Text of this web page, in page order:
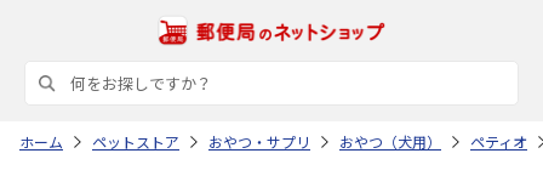
ホーム ペットストア おやつ・サプリ おやつ（犬用） ペティオ